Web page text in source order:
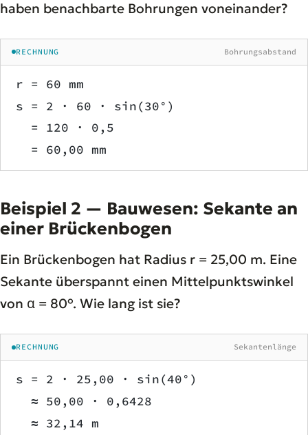
haben benachbarte Bohrungen voneinander?
RECHNUNG Bohrungsabstand
r = 60 mm
s = 2 · 60 · sin(30°)
  = 120 · 0,5
  = 60,00 mm
Beispiel 2 — Bauwesen: Sekante an
einer Brückenbogen
Ein Brückenbogen hat Radius r = 25,00 m. Eine
Sekante überspannt einen Mittelpunktswinkel
von α = 80°. Wie lang ist sie?
RECHNUNG Sekantenlänge
s = 2 · 25,00 · sin(40°)
  ≈ 50,00 · 0,6428
  ≈ 32,14 m